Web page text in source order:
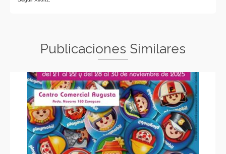
Publicaciones Similares